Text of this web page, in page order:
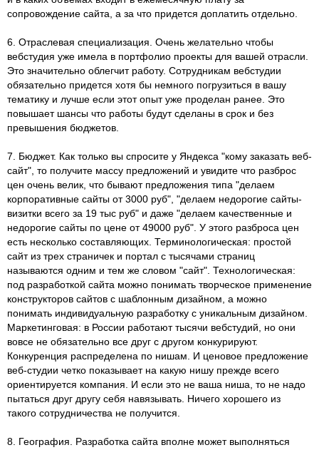
сопровождение сайта, а за что придется доплатить отдельно.
6. Отраслевая специализация. Очень желательно чтобы
вебстудия уже имела в портфолио проекты для вашей отрасли.
Это значительно облегчит работу. Сотрудникам вебстудии
обязательно придется хотя бы немного погрузиться в вашу
тематику и лучше если этот опыт уже проделан ранее. Это
повышает шансы что работы будут сделаны в срок и без
превышения бюджетов.
7. Бюджет. Как только вы спросите у Яндекса "кому заказать веб-
сайт", то получите массу предложений и увидите что разброс
цен очень велик, что бывают предложения типа "делаем
корпоративные сайты от 3000 руб", "делаем недорогие сайты-
визитки всего за 19 тыс руб" и даже "делаем качественные и
недорогие сайты по цене от 49000 руб". У этого разброса цен
есть несколько составляющих. Терминологическая: простой
сайт из трех страничек и портал с тысячами страниц
называются одним и тем же словом "сайт". Технологическая:
под разработкой сайта можно понимать творческое применение
конструкторов сайтов с шаблонным дизайном, а можно
понимать индивидуальную разработку с уникальным дизайном.
Маркетинговая: в России работают тысячи вебстудий, но они
вовсе не обязательно все друг с другом конкурируют.
Конкуренция распределена по нишам. И ценовое предложение
веб-студии четко показывает на какую нишу прежде всего
ориентируется компания. И если это не ваша ниша, то не надо
пытаться друг другу себя навязывать. Ничего хорошего из
такого сотрудничества не получится.
8. География. Разработка сайта вполне может выполняться